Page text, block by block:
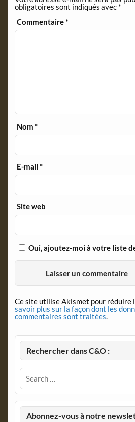
y
obligatoires sont indiqués avec *
Commentaire*
Nom*
E-mail*
Site web
Oui, ajoutez-moi à votre liste
Ce site utilise Akismet pour réduire
savoir plus sur la façon dont les
commentaires sont traitées
Rechercher dans C&O :
Abonnez-vous à notre